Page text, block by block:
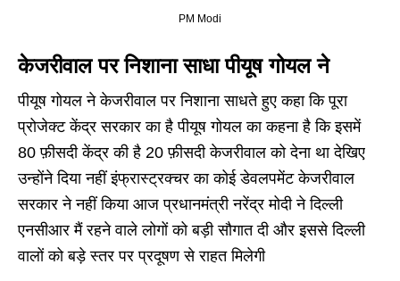
PM Modi
केजरीवाल पर निशाना साधा पीयूष गोयल ने
पीयूष गोयल ने केजरीवाल पर निशाना साधते हुए कहा कि पूरा
प्रोजेक्ट केंद्र सरकार का है पीयूष गोयल का कहना है कि इसमें
80 फ़ीसदी केंद्र की है 20 फ़ीसदी केजरीवाल को देना था देखिए
उन्होंने दिया नहीं इंफ्रास्ट्रक्चर का कोई डेवलपमेंट केजरीवाल
सरकार ने नहीं किया आज प्रधानमंत्री नरेंद्र मोदी ने दिल्ली
एनसीआर मैं रहने वाले लोगों को बड़ी सौगात दी और इससे दिल्ली
वालों को बड़े स्तर पर प्रदूषण से राहत मिलेगी